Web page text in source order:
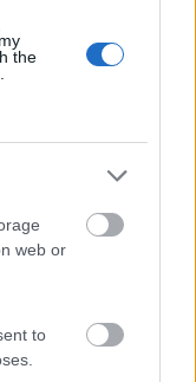
the
web or
to
girare
staccato un tubo)
di dover
potresti provare